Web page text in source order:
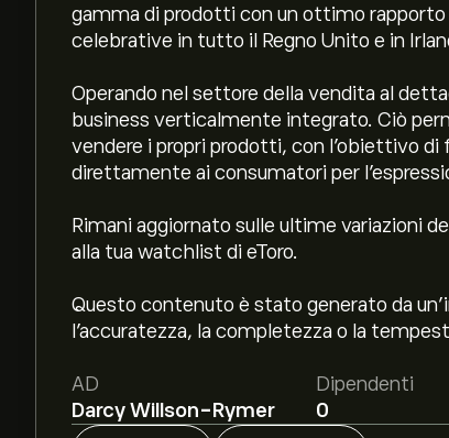
gamma di prodotti con un ottimo
celebrative in tutto il Regno Unito e in
Operando nel settore della vendita al
business verticalmente integrato. Ciò
vendere i propri prodotti, con l'obiettivo di
direttamente ai consumatori per
Rimani aggiornato sulle ultime variazioni
alla tua watchlist di eToro.
Questo contenuto è stato generato da
l'accuratezza, la completezza o la
AD
Darcy Willson-Rymer
Dipendenti
0